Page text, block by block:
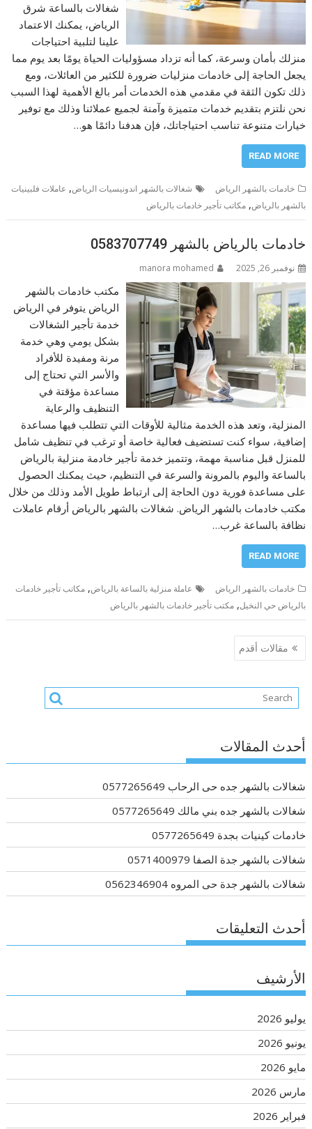
شغالات بالساعة شرق
الرياض، يمكنك الاعتماد
علينا لتلبية احتياجات
منزلك بأمان وسرعة، كما أنه تزداد مسؤوليات الحياة يومًا بعد يوم مما
يجعل الحاجة إلى خادمات منزليات ضرورة للكثير من العائلات، ومع
ذلك تكون الثقة في مقدمي هذه الخدمات أمر بالغ الأهمية لهذا السبب
نحن نلتزم بتقديم خدمات متميزة وآمنة لجميع عملائنا وذلك مع توفير
خيارات متنوعة تناسب احتياجاتك، فإن هدفنا دائمًا هو…
READ MORE
خادمات بالشهر الرياض شغالات بالشهر اندونيسيات الرياض, عاملات فلبينيات
بالشهر بالرياض,مكاتب تأجير خادمات بالرياض
خادمات بالرياض بالشهر 0583707749
نوفمبر 26, 2025 manora mohamed
مكتب خادمات بالشهر
الرياض يتوفر في الرياض
خدمة تأجير الشغالات
بشكل يومي وهي خدمة
مرنة ومفيدة للأفراد
والأسر التي تحتاج إلى
مساعدة مؤقتة في
التنظيف والرعاية
المنزلية، وتعد هذه الخدمة مثالية للأوقات التي تتطلب فيها مساعدة
إضافية، سواء كنت تستضيف فعالية خاصة أو ترغب في تنظيف شامل
للمنزل قبل مناسبة مهمة، وتتميز خدمة تأجير خادمة منزلية بالرياض
بالساعة واليوم بالمرونة والسرعة في التنظيم، حيث يمكنك الحصول
على مساعدة فورية دون الحاجة إلى ارتباط طويل الأمد وذلك من خلال
مكتب خادمات بالشهر الرياض. شغالات بالشهر بالرياض أرقام عاملات
نظافة بالساعة غرب…
READ MORE
خادمات بالشهر الرياض عاملة منزلية بالساعة بالرياض,مكاتب تأجير خادمات
بالرياض حي النخيل,مكتب تأجير خادمات بالشهر بالرياض
تصفّح
المقالات
مقالات أقدم
أحدث المقالات
شغالات بالشهر جده حى الرحاب 0577265649
شغالات بالشهر جده بني مالك 0577265649
خادمات كينيات بجدة 0577265649
شغالات بالشهر جدة الصفا 0571400979
شغالات بالشهر جدة حى المروه 0562346904
أحدث التعليقات
الأرشيف
يوليو 2026
يونيو 2026
مايو 2026
مارس 2026
فبراير 2026